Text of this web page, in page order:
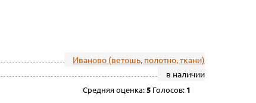
Иваново (ветошь, полотно, ткани)
в наличии
Средняя оценка:5 Голосов: 1